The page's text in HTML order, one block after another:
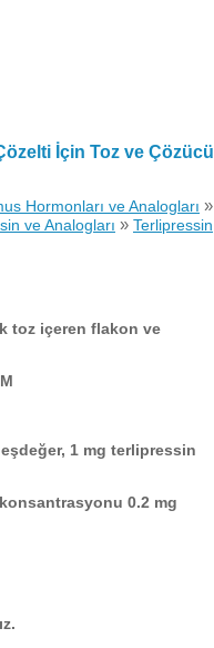
İçin Toz ve Çözücü
Hormonları ve Analogları »
ve Analogları » Terlipressin
toz içeren flakon ve
1 mg terlipressin
0.2 mg